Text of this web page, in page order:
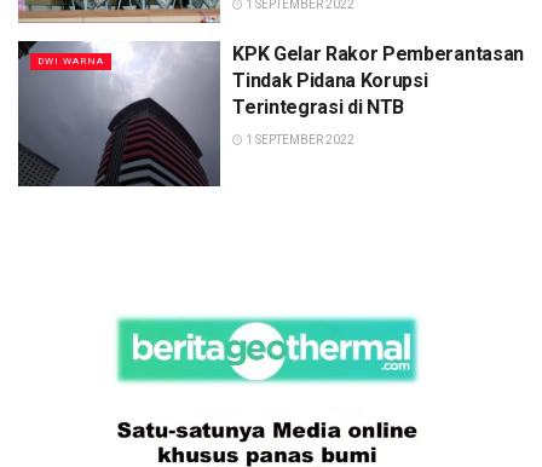
1 SEPTEMBER 2022
DWI WARNA
KPK Gelar Rakor Pemberantasan
Tindak Pidana Korupsi
Terintegrasi di NTB
1 SEPTEMBER 2022